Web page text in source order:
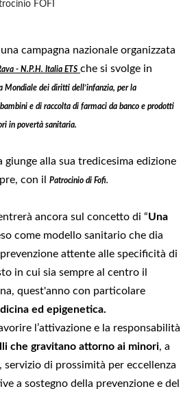
FOFI
campagna nazionale organizzata
- N.P.H. Italia ETS che si svolge in
Mondiale dei diritti dell’infanzia, perla
e di raccolta di farmaci da banco e prodotti
in povertà sanitaria.
alla sua tredicesima edizione
con il
Patrocinio di Fofi.
ancora sul concetto di “Una
come modello sanitario che dia
attente alle specificità di
in cui sia sempre al centro il
quest'anno con particolare
ed epigenetica.
l’attivazione e la responsabilità
che gravitano attorno ai minori, a
, servizio di prossimità per eccellenza
a sostegno della prevenzione e del